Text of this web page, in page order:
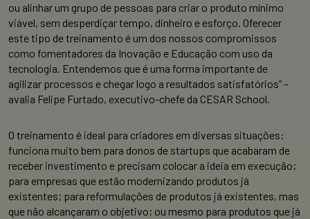
ou alinhar um grupo de pessoas para criar o produto mínimo
viável, sem desperdiçar tempo, dinheiro e esforço. Oferecer
este tipo de treinamento é um dos nossos compromissos
como fomentadores da Inovação e Educação com uso da
tecnologia. Entendemos que é uma forma importante de
agilizar processos e chegar logo a resultados satisfatórios” –
avalia Felipe Furtado, executivo-chefe da CESAR School.
O treinamento é ideal para criadores em diversas situações:
funciona muito bem para donos de startups que acabaram de
receber investimento e precisam colocar a ideia em execução;
para empresas que estão modernizando produtos já
existentes; para reformulações de produtos já existentes, mas
que não alcançaram o objetivo; ou mesmo para produtos que já